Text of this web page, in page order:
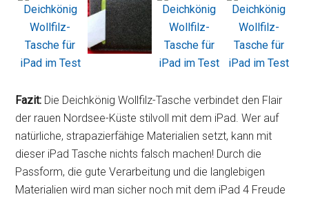
Fazit: Die Deichkönig Wollfilz-Tasche verbindet den Flair
der rauen Nordsee-Küste stilvoll mit dem iPad. Wer auf
natürliche, strapazierfähige Materialien setzt, kann mit
dieser iPad Tasche nichts falsch machen! Durch die
Passform, die gute Verarbeitung und die langlebigen
Materialien wird man sicher noch mit dem iPad 4 Freude